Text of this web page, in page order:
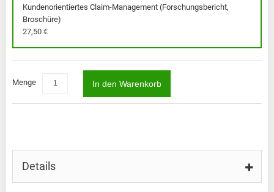
Kundenorientiertes Claim-Management (Forschungsbericht,
Broschüre)
27,50 €
Menge In den Warenkorb
Details